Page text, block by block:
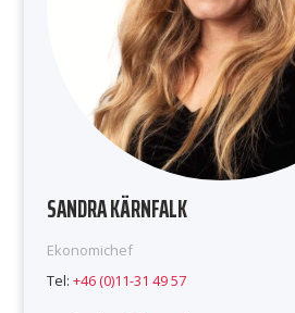
SANDRA KÄRNFALK
Ekonomichef
Tel: +46 (0)11-31 49 57